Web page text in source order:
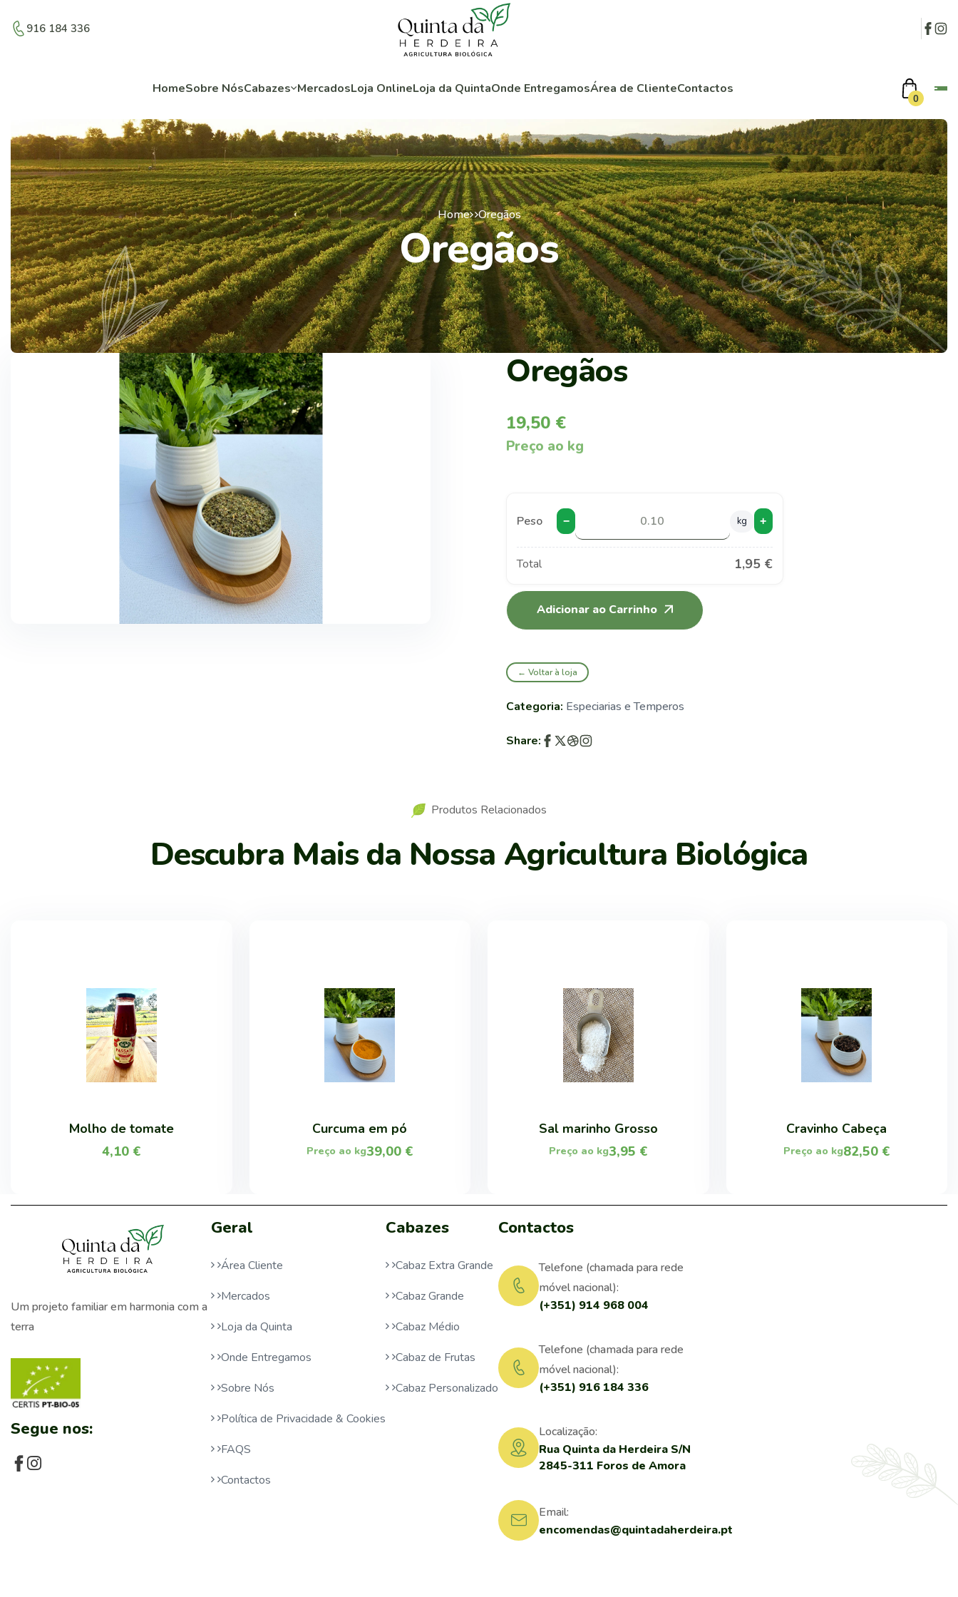
916 184 336
HomeSobre NósCabazes MercadosLoja OnlineLoja da QuintaOnde EntregamosÁrea de ClienteContactos
0
Home Oregãos
Oregãos
Oregãos
19,50 €
Preço ao kg
Peso − kg +
Total 1,95 €
Adicionar ao Carrinho
← Voltar à loja
Categoria: Especiarias e Temperos
Share:
Produtos Relacionados
Descubra Mais da Nossa Agricultura Biológica
Molho de tomate
4,10 €
Curcuma em pó
39,00 €
Preço ao kg
Sal marinho Grosso
3,95 €
Preço ao kg
Cravinho Cabeça
82,50 €
Preço ao kg
Um projeto familiar em harmonia com a
terra
Segue nos:
Geral
Área Cliente
Mercados
Loja da Quinta
Onde Entregamos
Sobre Nós
Política de Privacidade & Cookies
FAQS
Contactos
Cabazes
Cabaz Extra Grande
Cabaz Grande
Cabaz Médio
Cabaz de Frutas
Cabaz Personalizado
Contactos
(+351) 914 968 004
Telefone (chamada para rede
móvel nacional):
(+351) 916 184 336
Telefone (chamada para rede
móvel nacional):
Rua Quinta da Herdeira S/N
2845-311 Foros de Amora
Localização:
encomendas@quintadaherdeira.pt
Email: